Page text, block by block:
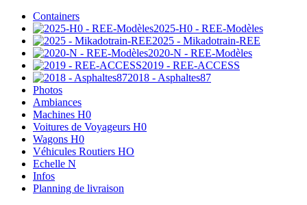
Containers
2025-H0 - REE-Modèles
2025 - Mikadotrain-REE
2020-N - REE-Modèles
2019 - REE-ACCESS
2018 - Asphaltes87
Photos
Ambiances
Machines H0
Voitures de Voyageurs H0
Wagons H0
Véhicules Routiers HO
Echelle N
Infos
Planning de livraison